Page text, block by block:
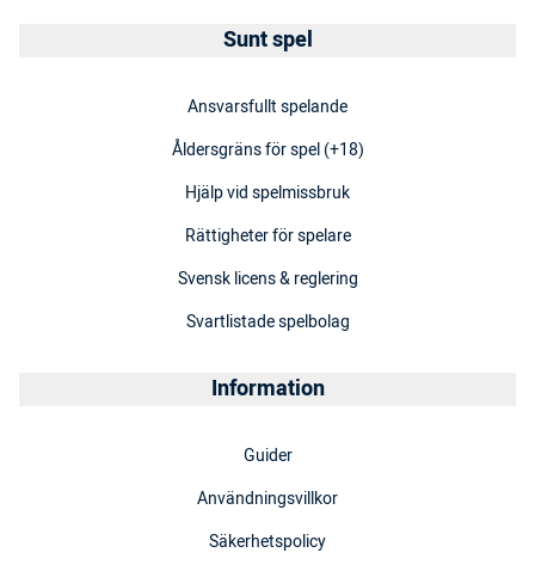
Sunt spel
Ansvarsfullt spelande
Åldersgräns för spel (+18)
Hjälp vid spelmissbruk
Rättigheter för spelare
Svensk licens & reglering
Svartlistade spelbolag
Information
Guider
Användningsvillkor
Säkerhetspolicy